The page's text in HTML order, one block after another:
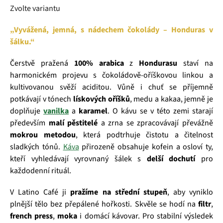
Zvolte variantu
„Vyvážená, jemná, s nádechem čokolády – Honduras v
šálku.“
Čerstvě pražená 100% arabicaz Hondurasu staví na
harmonickém projevu s čokoládově‑oříškovou linkou a
kultivovanou svěží aciditou. Vůně i chuť se příjemně
potkávají v tónech lískových oříšků, medu a kakaa, jemně je
doplňuje vanilka a karamel. O kávu se v této zemi starají
především malí pěstitelé a zrna se zpracovávají převážně
mokrou metodou, která podtrhuje čistotu a čitelnost
sladkých tónů. Káva přirozeně obsahuje kofein a osloví ty,
kteří vyhledávají vyrovnaný šálek s delší dochutípro
každodenní rituál.
V Latino Café ji pražíme na střední stupeň, aby vyniklo
plnější tělo bez přepálené hořkosti. Skvěle se hodí na filtr,
french press, moka i domácí kávovar. Pro stabilní výsledek